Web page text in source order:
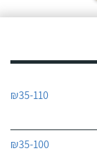
₪35-110
₪35-100